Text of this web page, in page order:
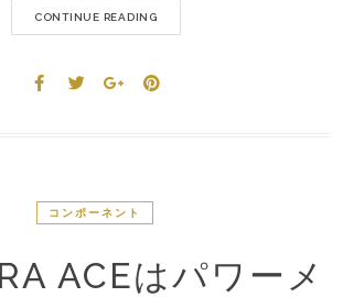
CONTINUE READING
コンポーネント
ACEはパワーメ